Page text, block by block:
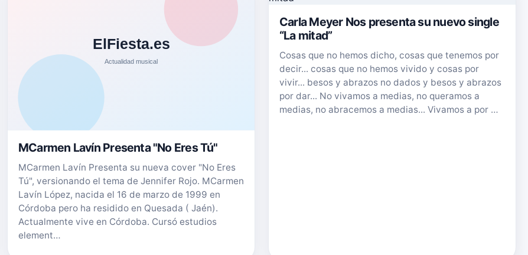
MCarmen Lavín Presenta "No Eres Tú"
MCarmen Lavín Presenta su nueva cover "No Eres
Tú", versionando el tema de Jennifer Rojo. MCarmen
Lavín López, nacida el 16 de marzo de 1999 en
Córdoba pero ha residido en Quesada ( Jaén).
Actualmente vive en Córdoba. Cursó estudios
element…
Carla Meyer Nos presenta su nuevo single
“La mitad”
Cosas que no hemos dicho, cosas que tenemos por
decir... cosas que no hemos vivido y cosas por
vivir... besos y abrazos no dados y besos y abrazos
por dar... No vivamos a medias, no queramos a
medias, no abracemos a medias... Vivamos a por …